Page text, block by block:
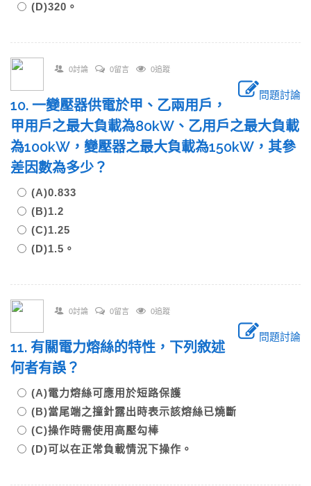
(D)320。
0討論 0留言 0追蹤
問題討論
10. 一變壓器供電於甲、乙兩用戶，
甲用戶之最大負載為80kW、乙用戶之最大負載
為100kW，變壓器之最大負載為150kW，其參
差因數為多少？
(A)0.833
(B)1.2
(C)1.25
(D)1.5。
0討論 0留言 0追蹤
問題討論
11. 有關電力熔絲的特性，下列敘述
何者有誤？
(A)電力熔絲可應用於短路保護
(B)當尾端之撞針露出時表示該熔絲已燒斷
(C)操作時需使用高壓勾棒
(D)可以在正常負載情況下操作。